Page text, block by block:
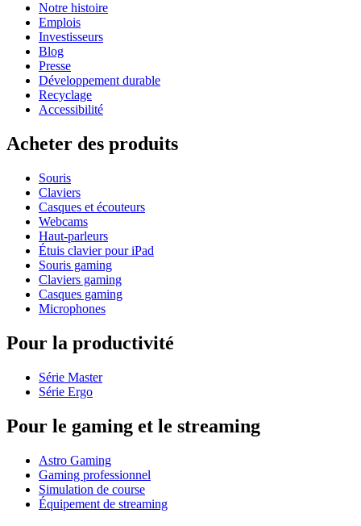
Notre histoire
Emplois
Investisseurs
Blog
Presse
Développement durable
Recyclage
Accessibilité
Acheter des produits
Souris
Claviers
Casques et écouteurs
Webcams
Haut-parleurs
Étuis clavier pour iPad
Souris gaming
Claviers gaming
Casques gaming
Microphones
Pour la productivité
Série Master
Série Ergo
Pour le gaming et le streaming
Astro Gaming
Gaming professionnel
Simulation de course
Équipement de streaming